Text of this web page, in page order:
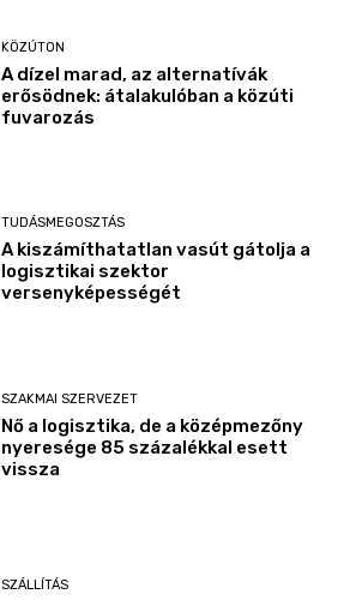
KÖZÚTON
A dízel marad, az alternatívák
erősödnek: átalakulóban a közúti
fuvarozás
TUDÁSMEGOSZTÁS
A kiszámíthatatlan vasút gátolja a
logisztikai szektor
versenyképességét
SZAKMAI SZERVEZET
Nő a logisztika, de a középmezőny
nyeresége 85 százalékkal esett
vissza
SZÁLLÍTÁS